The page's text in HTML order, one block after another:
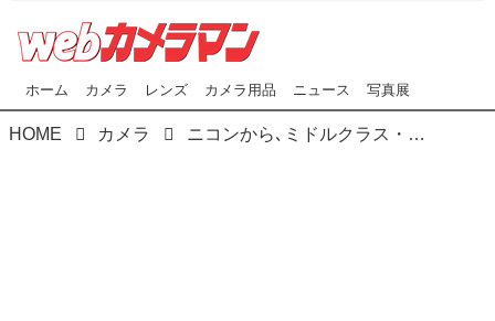
ホーム カメラ レンズ カメラ用品 ニュース 写真展
HOME カメラ ニコンから､ミドルクラス・フルサイズ一眼レフの新モデル､D780登場！1月24日（金）発売予定｡